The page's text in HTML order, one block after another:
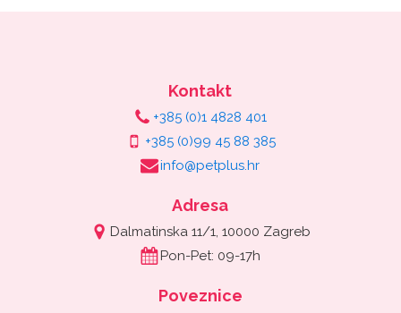
Kontakt
+385 (0)1 4828 401
+385 (0)99 45 88 385
info@petplus.hr
Adresa
Dalmatinska 11/1, 10000 Zagreb
Pon-Pet: 09-17h
Poveznice